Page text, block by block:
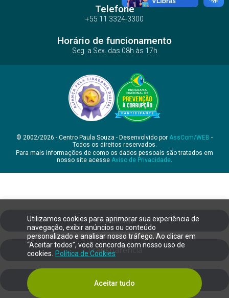
Utilizamos cookies para aprimorar sua experiência de
navegação, exibir anúncios ou conteúdo
personalizado e analisar nosso tráfego. Ao clicar em
“Aceitar todos”, você concorda com nosso uso de
cookies.
Política de Cookies
Aceitar tudo
Telefone
+55 11 3324-3300
Horário de funcionamento
Seg. a Sex. das 08h às 17h
© 2002/2026 - Centro Paula Souza - Desenvolvido por AssCom/WEB -
Todos os direitos reservados.
Para mais informações de como os dados pessoais são tratados em
nosso site acesse Aviso de Privacidade.
Ouvidoria
Transparência
SIC